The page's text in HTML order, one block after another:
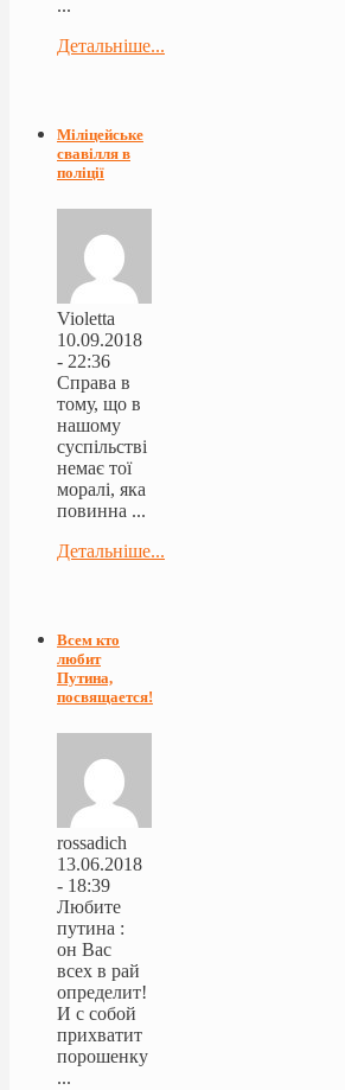
...
Детальніше...
Міліцейське
свавілля в
поліції
Violetta
10.09.2018
- 22:36
Справа в
тому, що в
нашому
суспільстві
немає тої
моралі, яка
повинна ...
Детальніше...
Всем кто
любит
Путина,
посвящается!
rossadich
13.06.2018
- 18:39
Любите
путина :
он Вас
всех в рай
определит!
И с собой
прихватит
порошенку
...